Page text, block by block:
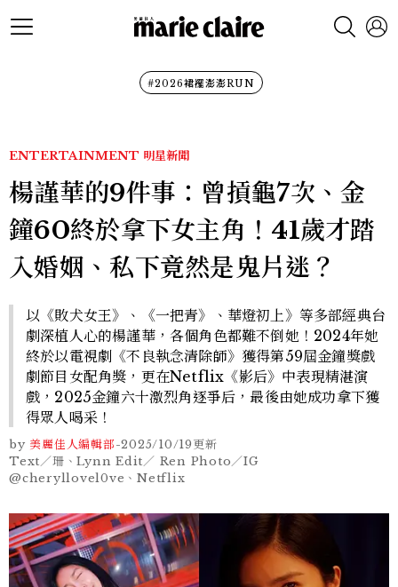
#2026裙襬澎澎RUN
ENTERTAINMENT 明星新聞
楊謹華的9件事：曾摃龜7次、金
鐘60終於拿下女主角！41歲才踏
入婚姻、私下竟然是鬼片迷？
以《敗犬女王》、《一把青》、華燈初上》等多部經典台
劇深植人心的楊謹華，各個角色都難不倒她！2024年她
終於以電視劇《不良執念清除師》獲得第59屆金鐘獎戲
劇節目女配角獎，更在Netflix《影后》中表現精湛演
戲，2025金鐘六十激烈角逐爭后，最後由她成功拿下獲
得眾人喝采！
by 美麗佳人編輯部-2025/10/19更新
Text／珊、Lynn Edit／ Ren Photo／IG
@cheryllovel0ve、Netflix